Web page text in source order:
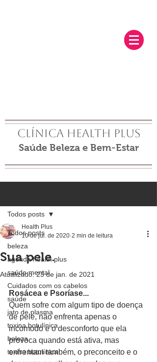
Clínica Health Plus
Saúde Beleza e Bem-Estar
Todos posts
beleza
agenda health plus
saúde mental
Cuidados com os cabelos
saúde
jato de plasma
toxina botulínica
beleza
toxina botulínica
Todos posts
Sua pele.
Health Plus
10 de jul. de 2020 2 min de leitura
Atualizado:23 de jan. de 2021
Rosácea e Psoríase...
Quem sofre com algum tipo de doença
de pele, não enfrenta apenas o
incomodo e o desconforto que ela
provoca quando está ativa, mas
enfrentam também, o preconceito e o